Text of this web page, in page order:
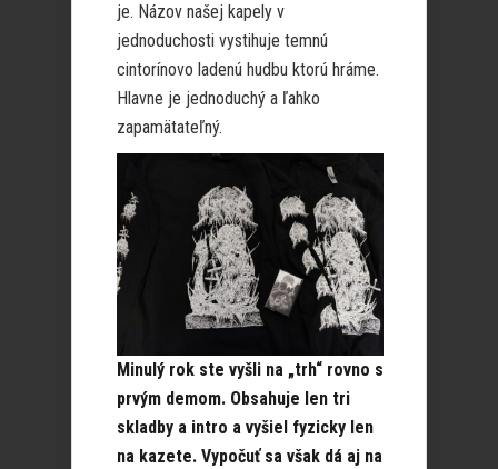
je. Názov našej kapely v
jednoduchosti vystihuje temnú
cintorínovo ladenú hudbu ktorú hráme.
Hlavne je jednoduchý a ľahko
zapamätateľný.
Minulý rok ste vyšli na „trh“ rovno s
prvým demom. Obsahuje len tri
skladby a intro a vyšiel fyzicky len
na kazete. Vypočuť sa však dá aj na